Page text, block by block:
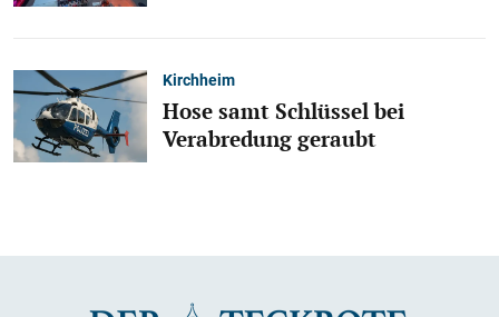
Kirchheim
Hose samt Schlüssel bei
Verabredung geraubt